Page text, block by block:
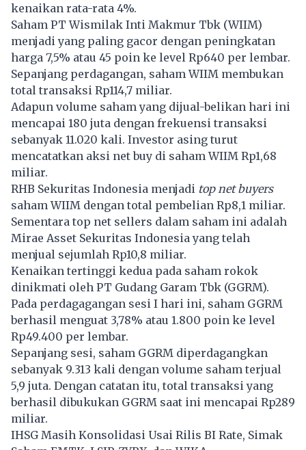
kenaikan rata-rata 4%.
Saham PT Wismilak Inti Makmur Tbk (WIIM)
menjadi yang paling gacor dengan peningkatan
harga 7,5% atau 45 poin ke level Rp640 per lembar.
Sepanjang perdagangan, saham WIIM membukan
total transaksi Rp114,7 miliar.
Adapun volume saham yang dijual-belikan hari ini
mencapai 180 juta dengan frekuensi transaksi
sebanyak 11.020 kali. Investor asing turut
mencatatkan aksi net buy di saham WIIM Rp1,68
miliar.
RHB Sekuritas Indonesia menjadi top net buyers
saham WIIM dengan total pembelian Rp8,1 miliar.
Sementara top net sellers dalam saham ini adalah
Mirae Asset Sekuritas Indonesia yang telah
menjual sejumlah Rp10,8 miliar.
Kenaikan tertinggi kedua pada saham rokok
dinikmati oleh PT Gudang Garam Tbk (GGRM).
Pada perdagagangan sesi I hari ini, saham GGRM
berhasil menguat 3,78% atau 1.800 poin ke level
Rp49.400 per lembar.
Sepanjang sesi, saham GGRM diperdagangkan
sebanyak 9.313 kali dengan volume saham terjual
5,9 juta. Dengan catatan itu, total transaksi yang
berhasil dibukukan GGRM saat ini mencapai Rp289
miliar.
IHSG Masih Konsolidasi Usai Rilis BI Rate, Simak